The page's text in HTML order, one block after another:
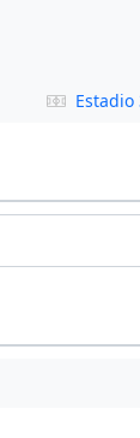
Estadio